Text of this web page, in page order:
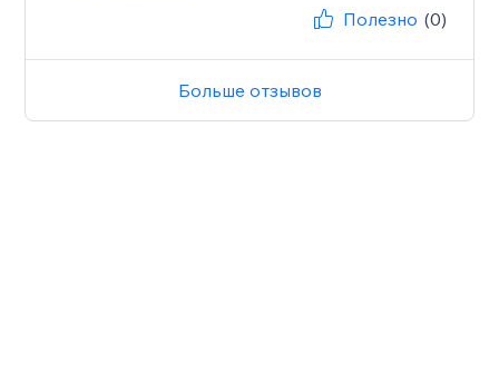
Полезно (0)
Больше отзывов